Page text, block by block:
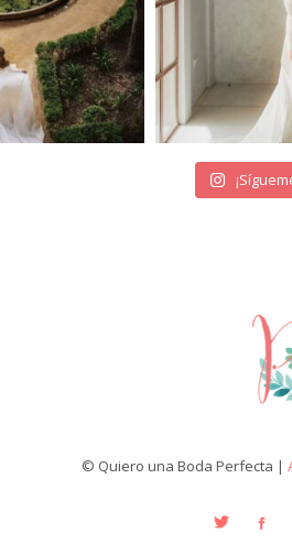
© Quiero una Boda Perfecta |